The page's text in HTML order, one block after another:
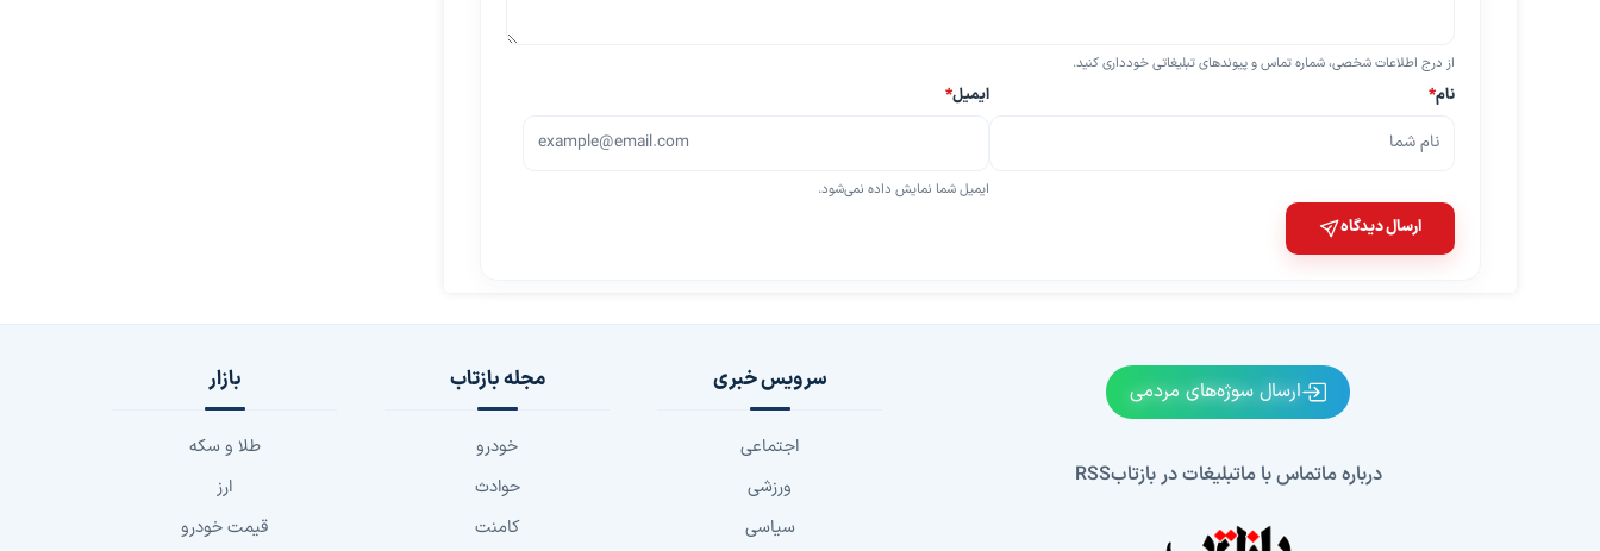
از درج اطلاعات شخصی، شماره تماس و پیوندهای تبلیغاتی خودداری کنید.
نام* ایمیل*
ایمیل شما نمایش داده نمی‌شود.
ارسال دیدگاه
ارسال سوژه‌های مردمی
درباره ماتماس با ماتبلیغات در بازتابRSS
سرویس خبری
اجتماعی
ورزشی
سیاسی
مجله بازتاب
خودرو
حوادث
کامنت
بازار
طلا و سکه
ارز
قیمت خودرو